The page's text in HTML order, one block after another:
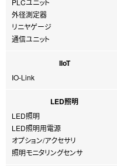
PLCユニット
外径測定器
リニヤゲージ
通信ユニット
IIoT
IO-Link
LED照明
LED照明
LED照明用電源
オプション/アクセサリ
照明モニタリングセンサ